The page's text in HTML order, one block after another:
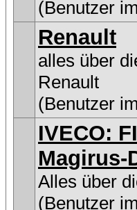
(Benutzer
Renault
alles über
Renault
(Benutzer
IVECO:
Magirus-
Alles über
(Benutzer